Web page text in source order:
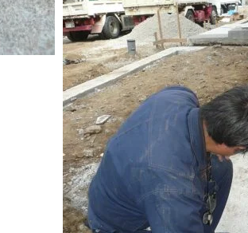
SEGs近代ホーム
来場予約
オンライン相談